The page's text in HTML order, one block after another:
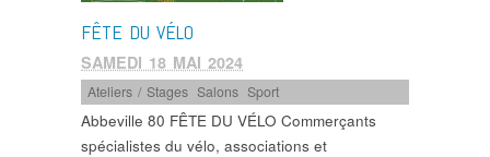
FÊTE DU VÉLO
SAMEDI 18 MAI 2024
Ateliers / Stages ,Salons ,Sport
Abbeville 80 FÊTE DU VÉLO Commerçants
spécialistes du vélo, associations et